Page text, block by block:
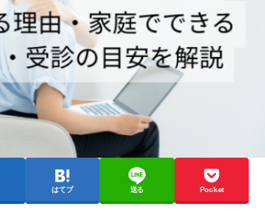
はてブ 送る Pocket